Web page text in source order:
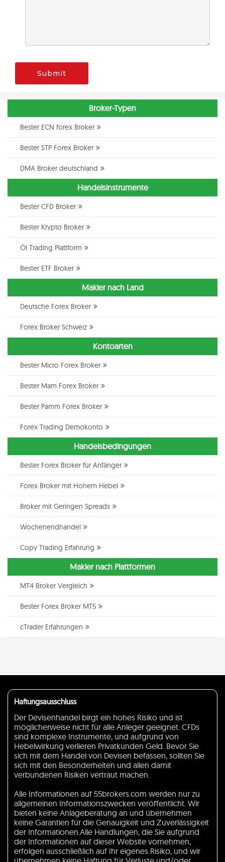
Submit
Broker-Typen
Bester ECN forex Broker
Bester STP Forex Broker
DMA Broker deutschland
Handelsinstrumente
Bester CFD Broker
Bester Krypto Broker
Öl Trading Plattform
Bester ETF Broker
Makler nach Land
Deutsche Forex Broker
Forex Broker Schweiz
Kontoarten
Bester Micro Forex Broker
Bester Mam Forex Broker
Bester Pamm Forex Broker
Forex Trading Demokonto
Handelsbedingungen
Bester Forex Broker für Anfänger
Forex Broker mit Hohem Hebel
Broker mit Geringen Spreads
Wochenendhandel
Copy Trading Erfahrung
Makler nach Plattformen
MT4 Broker Vergleich
Bester Forex Broker MT5
cTrader Erfahrungen
Haftungsausschluss
Der Devisenhandel birgt ein hohes Risiko und ist
möglicherweise nicht für alle Anleger geeignet. CFDs
sind komplexe Instrumente, und aufgrund von
Hebelwirkung verlieren Privatkunden Geld. Bevor Sie
sich mit dem Handel von Devisen befassen, sollten Sie
sich mit den Besonderheiten und allen damit
verbundenen Risiken vertraut machen.
Alle Informationen auf 55brokers.com werden nur zu
allgemeinen Informationszwecken veröffentlicht. Wir
bieten keine Anlageberatung an und übernehmen
keine Garantien für die Genauigkeit und Zuverlässigkeit
der Informationen.Alle Handlungen, die Sie aufgrund
der Informationen auf dieser Website vornehmen,
erfolgen ausschließlich auf Ihr eigenes Risiko, und wir